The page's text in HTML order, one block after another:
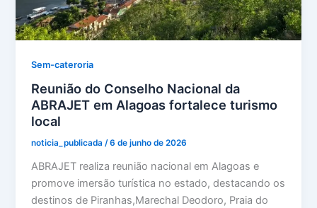
Sem-cateroria
Reunião do Conselho Nacional da
ABRAJET em Alagoas fortalece turismo
local
noticia_publicada/6 de junho de 2026
ABRAJET realiza reunião nacional em Alagoas e
promove imersão turística no estado, destacando os
destinos de Piranhas,Marechal Deodoro, Praia do